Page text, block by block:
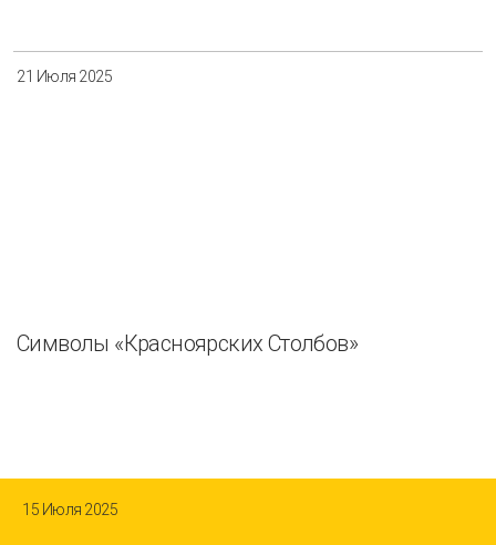
21 Июля 2025
Символы «Красноярских Столбов»
15 Июля 2025